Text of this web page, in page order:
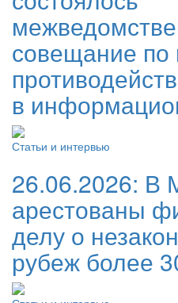
совещание по
в
Статьи и интервью
26.06.2026: В
арестованы
делу о
рубеж более